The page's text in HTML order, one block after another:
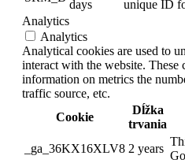
days
unique ID
Analytics
Analytics
Analytical cookies are used to
interact with the website. These
information on metrics the
traffic source, etc.
Cookie
Dĺžka
trvania
_ga_36KX16XLV8 2 years